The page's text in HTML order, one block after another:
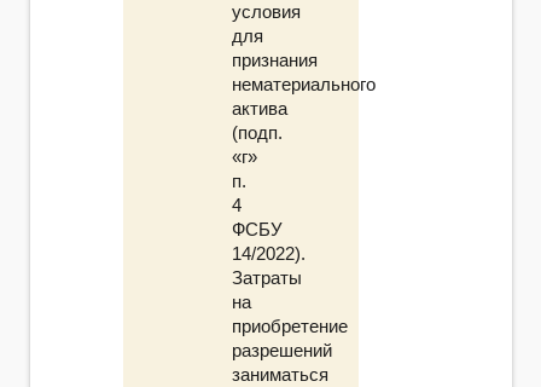
условия
для
признания
нематериального
актива
(подп.
«г»
п.
4
ФСБУ
14/2022).
Затраты
на
приобретение
разрешений
заниматься